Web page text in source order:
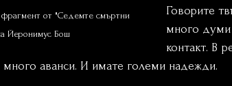
от "Седемте смъртни
Йеронимус Бош
Говорите
много думи
контакт. В
много аванси. И имате големи надежди.